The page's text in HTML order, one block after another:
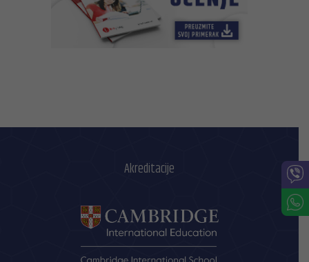
Akreditacije